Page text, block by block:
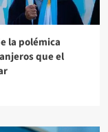
la polémica
que el